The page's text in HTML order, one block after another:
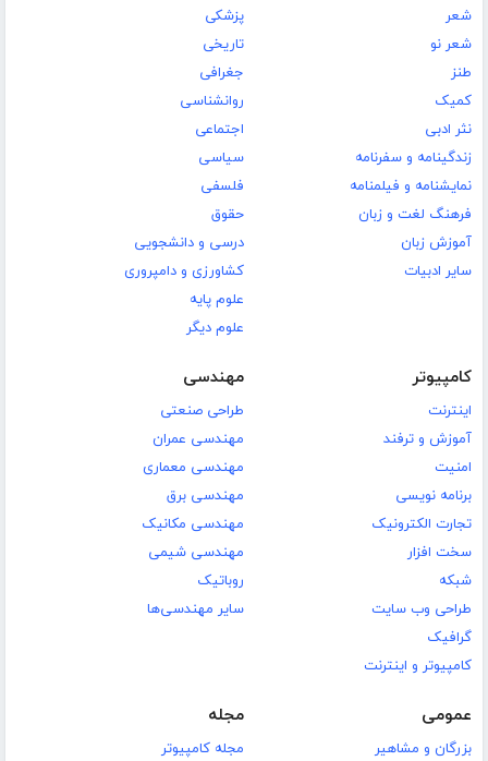
شعر
شعر نو
طنز
کمیک
نثر ادبی
زندگینامه و سفرنامه
نمایشنامه و فیلمنامه
فرهنگ لغت و زبان
آموزش زبان
سایر ادبیات
پزشکی
تاریخی
جغرافی
روانشناسی
اجتماعی
سیاسی
فلسفی
حقوق
درسی و دانشجویی
کشاورزی و دامپروری
علوم پایه
علوم دیگر
کامپیوتر
اینترنت
آموزش و ترفند
امنیت
برنامه نویسی
تجارت الکترونیک
سخت افزار
شبکه
طراحی وب سایت
گرافیک
کامپیوتر و اینترنت
مهندسی
طراحی صنعتی
مهندسی عمران
مهندسی معماری
مهندسی برق
مهندسی مکانیک
مهندسی شیمی
روباتیک
سایر مهندسی‌ها
عمومی
بزرگان و مشاهیر
مجله
مجله کامپیوتر